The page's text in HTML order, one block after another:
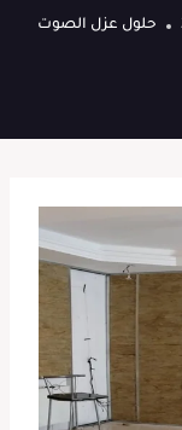
حلول عزل الصوت